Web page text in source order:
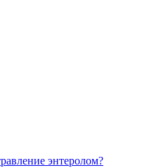
энтеролом?